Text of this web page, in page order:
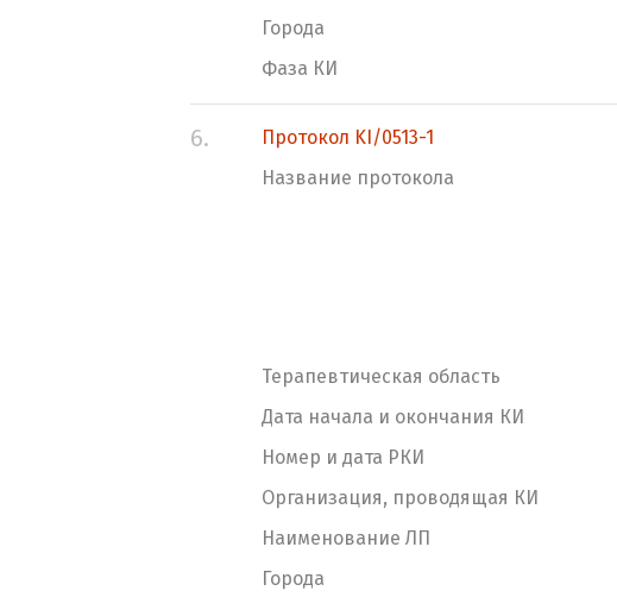
Города
Фаза КИ
6.
Протокол KI/0513-1
Название протокола
Терапевтическая область
Дата начала и окончания КИ
Номер и дата РКИ
Организация, проводящая КИ
Наименование ЛП
Города